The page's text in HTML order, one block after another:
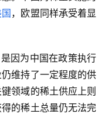
，欧盟同样承受着显
是因为中国在政策执行
维持了一定程度的供
领域的稀土供应上则
的稀土总量仍无法完